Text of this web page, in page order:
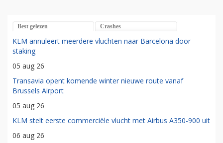
Best gelezen Crashes
KLM annuleert meerdere vluchten naar Barcelona door
staking
05 aug 26
Transavia opent komende winter nieuwe route vanaf
Brussels Airport
05 aug 26
KLM stelt eerste commerciële vlucht met Airbus A350-900 uit
06 aug 26